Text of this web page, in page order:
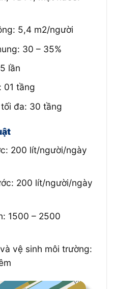
5,4 m2/người
30 – 35%
lần
01 tầng
đa: 30 tầng
200 lít/người/ngày
200 lít/người/ngày
1500 – 2500
vệ sinh môi trường: